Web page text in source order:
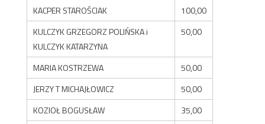
KACPER STAROŚCIAK
100,00
KULCZYK GRZEGORZ POLIŃSKA i
KULCZYK KATARZYNA
50,00
MARIA KOSTRZEWA
50,00
JERZY T MICHAJŁOWICZ
50,00
KOZIOŁ BOGUSŁAW
35,00